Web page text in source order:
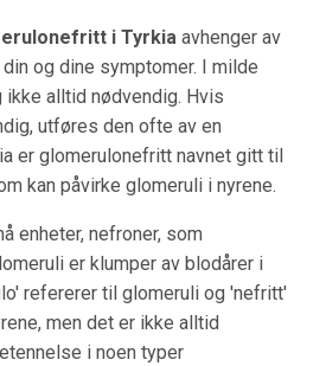
i Tyrkia avhenger av
og dine symptomer. I milde
alltid nødvendig. Hvis
utføres den ofte av en
er glomerulonefritt navnet gitt til
kan påvirke glomeruli i nyrene.
enheter, nefroner, som
er klumper av blodårer i
refererer til glomeruli og 'nefritt'
men det er ikke alltid
i noen typer